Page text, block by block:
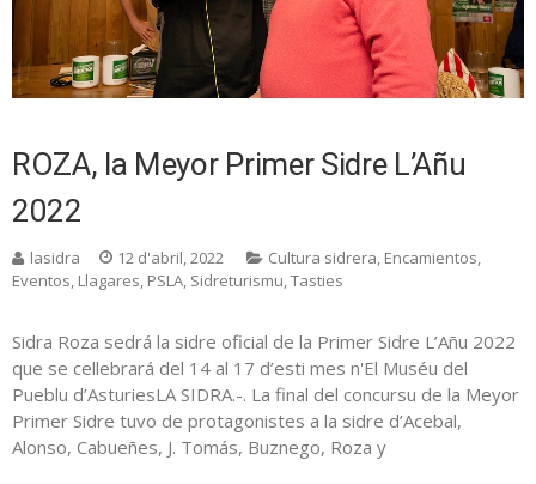
ROZA, la Meyor Primer Sidre L’Añu
2022
lasidra 12 d'abril, 2022 Cultura sidrera, Encamientos,
Eventos, Llagares, PSLA, Sidreturismu,Tasties
Sidra Roza sedrá la sidre oficial de la Primer Sidre L’Añu 2022
que se cellebrará del 14 al 17 d’esti mes n'El Muséu del
Pueblu d’AsturiesLA SIDRA.-. La final del concursu de la Meyor
Primer Sidre tuvo de protagonistes a la sidre d’Acebal,
Alonso, Cabueñes, J. Tomás, Buznego, Roza y